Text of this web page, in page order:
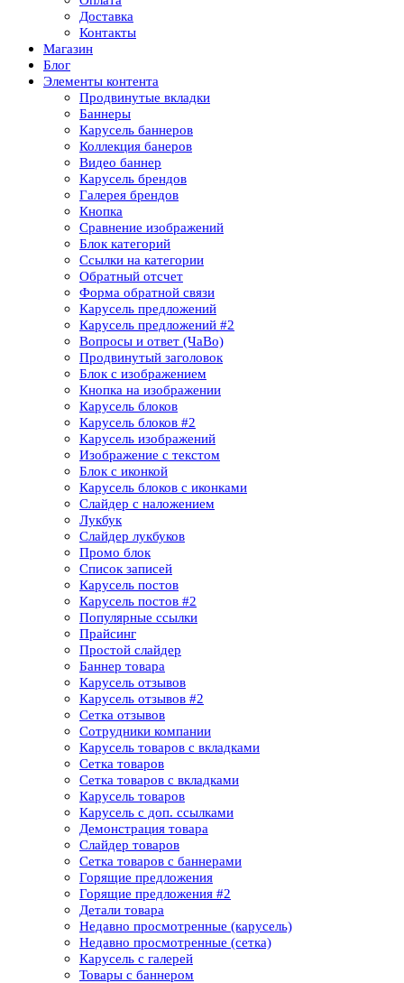
Доставка
Контакты
Магазин
Блог
Элементы контента
Продвинутые вкладки
Баннеры
Карусель баннеров
Коллекция банеров
Видео баннер
Карусель брендов
Галерея брендов
Кнопка
Сравнение изображений
Блок категорий
Ссылки на категории
Обратный отсчет
Форма обратной связи
Карусель предложений
Карусель предложений​ #2
Вопросы и ответ (ЧаВо)
Продвинутый заголовок
Блок с изображением
Кнопка на изображении
Карусель блоков
Карусель блоков​ #2
Карусель изображений
Изображение с текстом
Блок с иконкой
Карусель блоков с иконками
Слайдер с наложением
Лукбук
Слайдер лукбуков
Промо блок
Список записей
Карусель постов
Карусель постов #2
Популярные ссылки
Прайсинг
Простой слайдер
Баннер товара
Карусель отзывов
Карусель отзывов​ #2
Сетка отзывов
Сотрудники компании​
Карусель товаров с вкладками
Сетка товаров
Сетка товаров с вкладками​
Карусель товаров
Карусель с доп. ссылками
Демонстрация товара
Слайдер товаров
Сетка товаров с баннерами​
Горящие предложения
Горящие предложения​ #2
Детали товара
Недавно просмотренные (карусель)
Недавно просмотренные (сетка)​
Карусель с галерей
Товары с баннером